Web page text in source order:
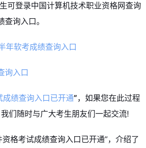
登录中国计算机技术职业资格网查询
询入口。
年软考成绩查询入口
绩查询入口已开通”，如果您在此过程
我们随时与广大考生朋友们一起交流!
格考试成绩查询入口已开通”，介绍了